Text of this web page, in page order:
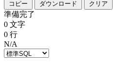
コピー ダウンロード クリア
準備完了
0 文字
0 行
N/A